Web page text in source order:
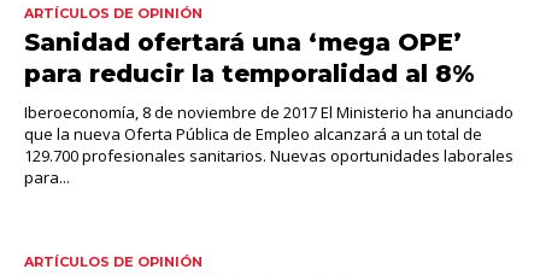
ARTÍCULOS DE OPINIÓN
Sanidad ofertará una ‘mega OPE’
para reducir la temporalidad al 8%
Iberoeconomía, 8 de noviembre de 2017 El Ministerio ha anunciado
que la nueva Oferta Pública de Empleo alcanzará a un total de
129.700 profesionales sanitarios. Nuevas oportunidades laborales
para...
ARTÍCULOS DE OPINIÓN